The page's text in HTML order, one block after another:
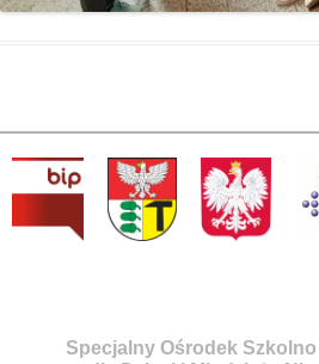
Specjalny Ośrodek